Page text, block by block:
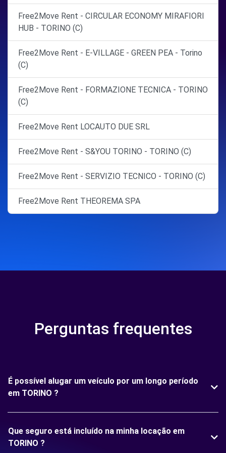
Free2Move Rent - CIRCULAR ECONOMY MIRAFIORI
HUB - TORINO (C)
Free2Move Rent - E-VILLAGE - GREEN PEA - Torino
(C)
Free2Move Rent - FORMAZIONE TECNICA - TORINO
(C)
Free2Move Rent LOCAUTO DUE SRL
Free2Move Rent - S&YOU TORINO - TORINO (C)
Free2Move Rent - SERVIZIO TECNICO - TORINO (C)
Free2Move Rent THEOREMA SPA
Perguntas frequentes
É possível alugar um veículo por um longo período
em TORINO ?
Que seguro está incluído na minha locação em
TORINO ?